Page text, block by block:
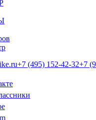
+7 (495) 152-42-32+7